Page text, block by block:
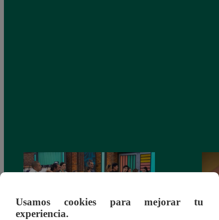
Usamos cookies para mejorar tu
experiencia.